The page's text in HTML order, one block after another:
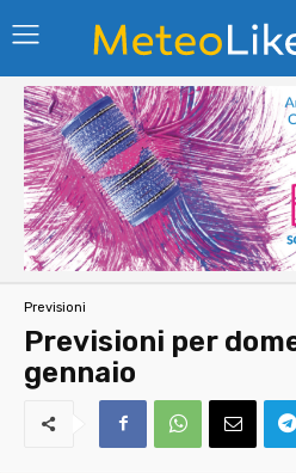
Previsioni
Previsioni per
gennaio